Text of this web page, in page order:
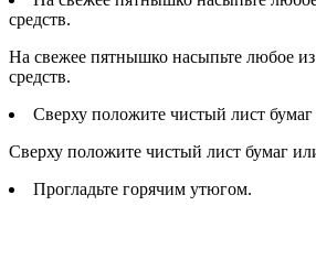
средств.
На свежее пятнышко насыпьте любое
средств.
Сверху положите чистый лист
Сверху положите чистый лист бумаг
Прогладьте горячим утюгом.